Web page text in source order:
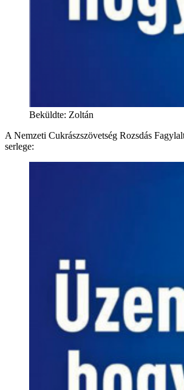
Beküldte: Zoltán
A Nemzeti Cukrászszövetség Rozsdás
serlege: